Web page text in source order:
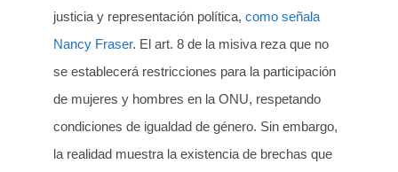
justicia y representación política, como señala
Nancy Fraser. El art. 8 de la misiva reza que no
se establecerá restricciones para la participación
de mujeres y hombres en la ONU, respetando
condiciones de igualdad de género. Sin embargo,
la realidad muestra la existencia de brechas que